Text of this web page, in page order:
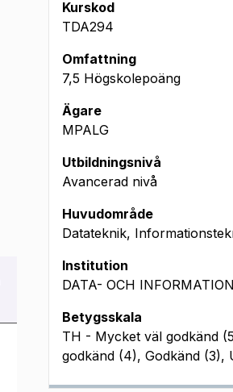
Kurskod
TDA294
Omfattning
7,5 Högskolepoäng
Ägare
MPALG
Utbildningsnivå
Avancerad nivå
Huvudområde
Datateknik,
Institution
DATA- OCH
Betygsskala
TH - Mycket väl godkänd
godkänd (4), Godkänd (3),